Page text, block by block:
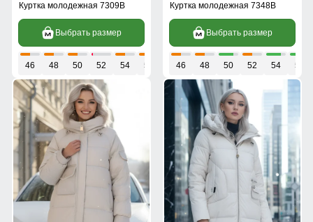
Куртка молодежная 7309B
Выбрать размер
46 48 50 52 54 56
Куртка молодежная 7348B
Выбрать размер
46 48 50 52 54 56